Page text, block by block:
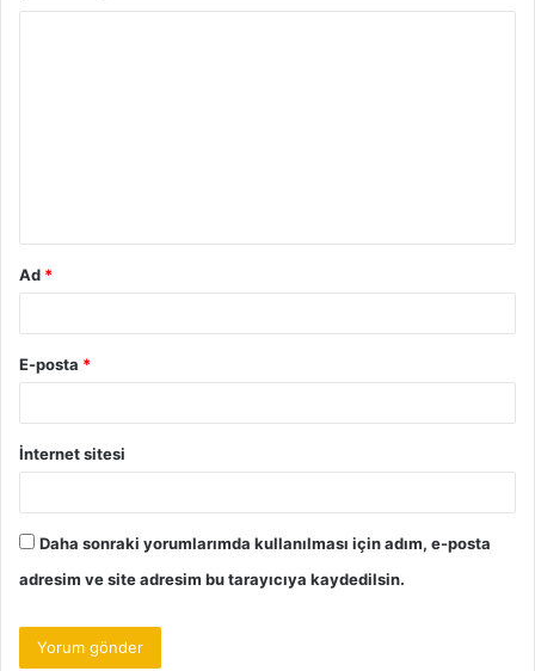
Ad *
E-posta *
İnternet sitesi
Daha sonraki yorumlarımda kullanılması için adım, e-posta
adresim ve site adresim bu tarayıcıya kaydedilsin.